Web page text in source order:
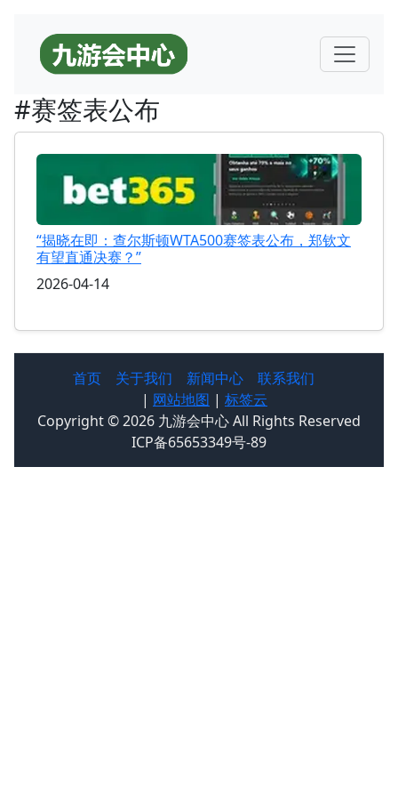
#赛签表公布
“揭晓在即：查尔斯顿WTA500赛签表公布，郑钦文
有望直通决赛？”
2026-04-14
首页 关于我们 新闻中心
联系我们
| 网站地图 | 标签云
Copyright © 2026 九游会中心 All Rights Reserved
ICP备65653349号-89